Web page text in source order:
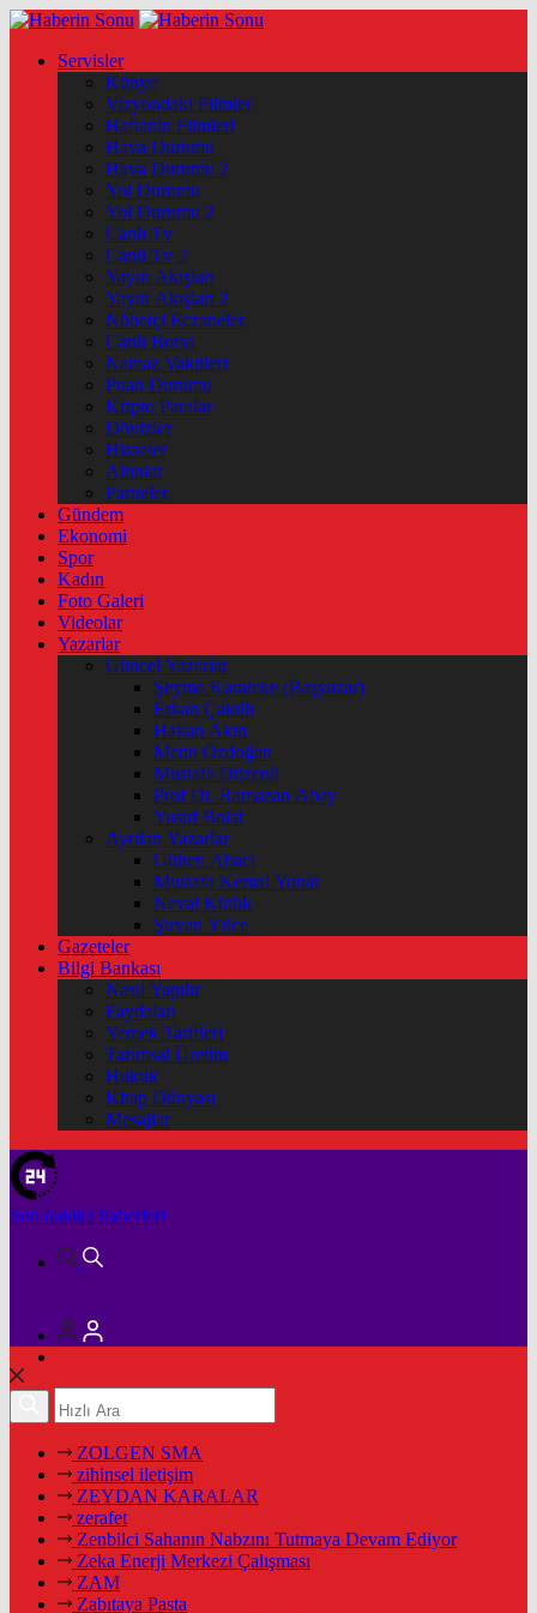
Servisler
Künye
Vizyondaki Filmler
Haftanin Filmleri
Hava Durumu
Hava Durumu 2
Yol Durumu
Yol Durumu 2
Canlı Tv
Canlı Tv 2
Yayın Akışları
Yayın Akışları 2
Nöbetçi Eczaneler
Canlı Borsa
Namaz Vakitleri
Puan Durumu
Kripto Paralar
Dövizler
Hisseler
Altınlar
Pariteler
Gündem
Ekonomi
Spor
Kadın
Foto Galeri
Videolar
Yazarlar
Güncel Yazarlar
Şeyma Karateke (Başyazar)
Erkan Çakıllı
Hakan Akın
Metin Özdoğan
Mustafa Düzenli
Prof Dr. Ramazan Abay
Yusuf Bolat
Ayrılan Yazarlar
Gülten Abacı
Mustafa Kemal Yonat
Neval Kütük
Şirvan Yüce
Gazeteler
Bilgi Bankası
Nasıl Yapılır
Faydaları
Yemek Tarifleri
Tarımsal Üretim
Hukuk
Kitap Dünyası
Mesajlar
Son dakika haberleri
ZOLGEN SMA
zihinsel iletişim
ZEYDAN KARALAR
zerafet
Zenbilci Sahanın Nabzını Tutmaya Devam Ediyor
Zeka Enerji Merkezi Çalışması
ZAM
Zabıtaya Pasta